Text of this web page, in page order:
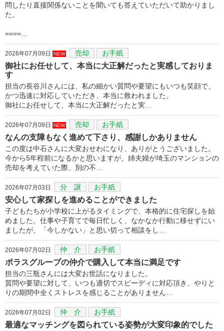
問したり直接関係ないことを聞いても答えていただいて助かりまし
た。
====…
2026年07月09日 NEW 売却 お手紙
御社にお任せして、本当に大正解だったと実感しておりま
す
担当の長谷川さんには、私の細かい質問や要望にもいつも笑顔で、
かつ迅速に対応していただき、本当に救われました。
御社にお任せして、本当に大正解だったと実…
2026年07月09日 NEW 売却 お手紙
なんの支障もなく進めて下さり、感謝しかありません
この度は中石さんに大変おせわになり、ありがとうございました。
今から5年程前になるかと思いますが、姉夫婦が埼玉のマンションの
売却を考えていた際、別の不…
2026年07月03日 分 譲 お手紙
安心して家探しを進めることができました
子どもたちが小学校に上がるタイミングで、本格的に住宅探しを始
めました。仕事や子育てで毎日忙しく、なかなか行動に移せずにい
ましたが、「今しかない」と思い切って相談をし…
2026年07月02日 仲 介 お手紙
ポラスグループの仲介で購入して本当に満足です
担当の三瓶さんには大変お世話になりました。
質問や要望に対して、いつも適切でスピーディに対応頂き、やりと
りの期間中全くストレスを感じることがありません…
2026年07月02日 仲 介 お手紙
最適なマッチングを図られている姿勢が大変印象的でした